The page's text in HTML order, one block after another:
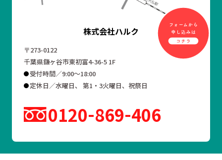
株式会社ハルク
〒273-0122
千葉県鎌ヶ谷市東初富4-36-5 1F
受付時間／9:00～18:00
定休日／水曜日、 第1・3火曜日、祝祭日
0120 869 406